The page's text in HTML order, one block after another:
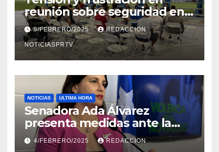
reunión sobre seguridad en
Reparto Metropolitano
5/FEBRERO/2025 REDACCION
NOTICIASPRTV
NOTICIAS ULTIMA HORA
Senadora Ada Álvarez
presenta medidas ante la
violencia en el noviazgo
4/FEBRERO/2025 REDACCION